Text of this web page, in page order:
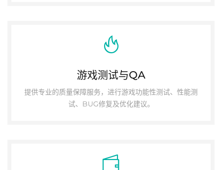
游戏测试与QA
提供专业的质量保障服务，进行游戏功能性测试、性能测
试、BUG修复及优化建议。